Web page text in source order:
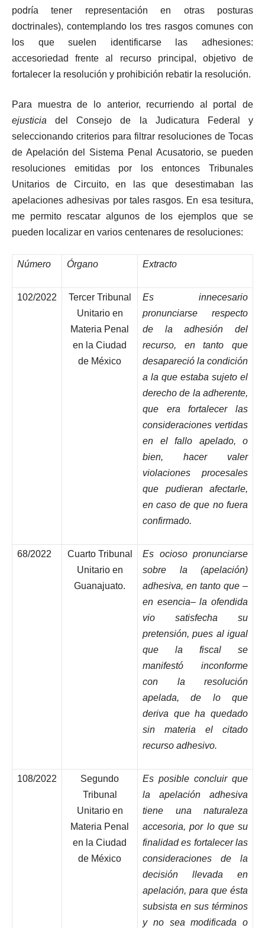
podría tener representación en otras posturas
doctrinales), contemplando los tres rasgos comunes con
los que suelen identificarse las adhesiones:
accesoriedad frente al recurso principal, objetivo de
fortalecer la resolución y prohibición rebatir la resolución.
Para muestra de lo anterior, recurriendo al portal de
ejusticiadel Consejo de la Judicatura Federal y
seleccionando criterios para filtrar resoluciones de Tocas
de Apelación del Sistema Penal Acusatorio, se pueden
resoluciones emitidas por los entonces Tribunales
Unitarios de Circuito, en las que desestimaban las
apelaciones adhesivas por tales rasgos. En esa tesitura,
me permito rescatar algunos de los ejemplos que se
pueden localizar en varios centenares de resoluciones:
Número Órgano Extracto
102/2022
Tercer Tribunal
Unitario en
Materia Penal
en la Ciudad
de México
Es innecesario
pronunciarse respecto
de la adhesión del
recurso, en tanto que
desapareció la condición
a la que estaba sujeto el
derecho de la adherente,
que era fortalecer las
consideraciones vertidas
en el fallo apelado, o
bien, hacer valer
violaciones procesales
que pudieran afectarle,
en caso de que no fuera
confirmado.
68/2022
Cuarto Tribunal
Unitario en
Guanajuato.
Es ocioso pronunciarse
sobre la (apelación)
adhesiva, en tanto que –
en esencia– la ofendida
vio satisfecha su
pretensión, pues al igual
que la fiscal se
manifestó inconforme
con la resolución
apelada, de lo que
deriva que ha quedado
sin materia el citado
recurso adhesivo.
108/2022
Segundo
Tribunal
Unitario en
Materia Penal
en la Ciudad
de México
Es posible concluir que
la apelación adhesiva
tiene una naturaleza
accesoria, por lo que su
finalidad es fortalecer las
consideraciones de la
decisión llevada en
apelación, para que ésta
subsista en sus términos
y no sea modificada o